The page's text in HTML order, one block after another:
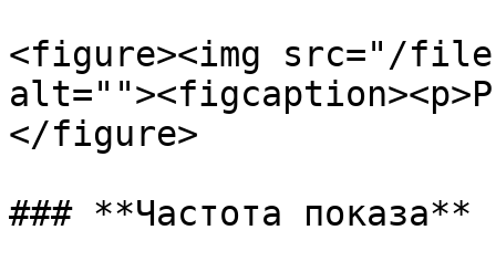
<figure><img src="/files/
</figure>
### **Частота показа**